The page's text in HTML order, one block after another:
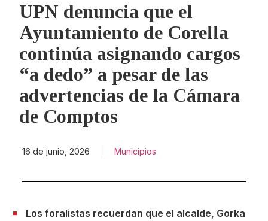
UPN denuncia que el
Ayuntamiento de Corella
continúa asignando cargos
“a dedo” a pesar de las
advertencias de la Cámara
de Comptos
16 de junio, 2026 Municipios
Los foralistas recuerdan que el alcalde, Gorka